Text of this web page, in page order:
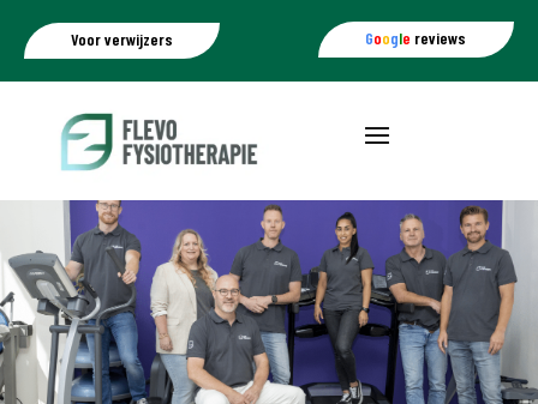
Voor verwijzers Google reviews